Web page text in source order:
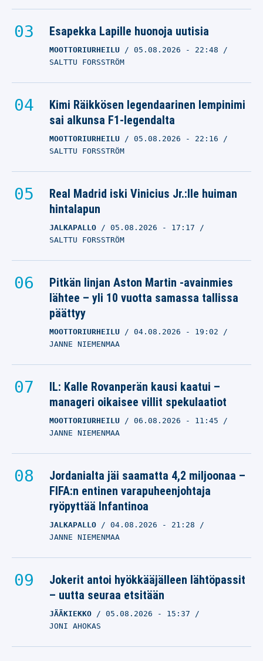
Esapekka Lapille huonoja uutisia
MOOTTORIURHEILU 05.08.2026 - 22:48
SALTTU FORSSTRÖM
Kimi Räikkösen legendaarinen lempinimi
sai alkunsa F1-legendalta
MOOTTORIURHEILU 05.08.2026 - 22:16
SALTTU FORSSTRÖM
Real Madrid iski Vinicius Jr.:lle huiman
hintalapun
JALKAPALLO 05.08.2026 - 17:17
SALTTU FORSSTRÖM
Pitkän linjan Aston Martin -avainmies
lähtee – yli 10 vuotta samassa tallissa
päättyy
MOOTTORIURHEILU 04.08.2026 - 19:02
JANNE NIEMENMAA
IL: Kalle Rovanperän kausi kaatui –
manageri oikaisee villit spekulaatiot
MOOTTORIURHEILU 06.08.2026 - 11:45
JANNE NIEMENMAA
Jordanialta jäi saamatta 4,2 miljoonaa –
FIFA:n entinen varapuheenjohtaja
ryöpyttää Infantinoa
JALKAPALLO 04.08.2026 - 21:28
JANNE NIEMENMAA
Jokerit antoi hyökkääjälleen lähtöpassit
– uutta seuraa etsitään
JÄÄKIEKKO 05.08.2026 - 15:37
JONI AHOKAS